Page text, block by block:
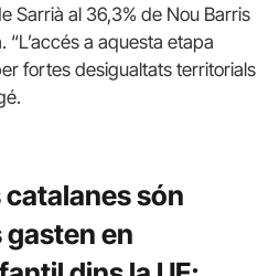
Sarrià al 36,3% de Nou Barris
“L’accés a aquesta etapa
fortes desigualtats territorials
catalanes són
gasten en